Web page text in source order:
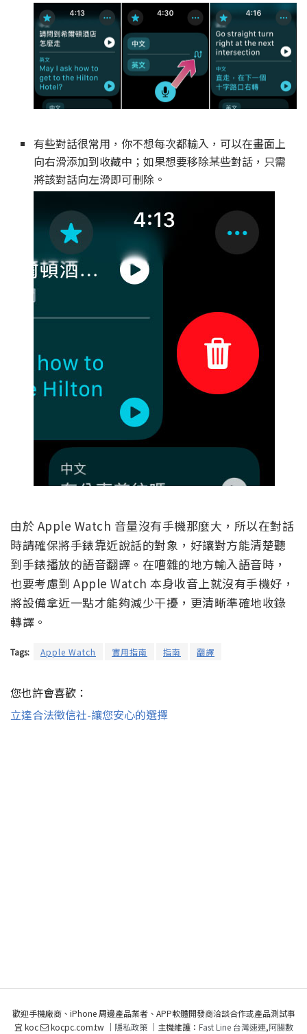
有些對話很常用，你不想每次都輸入，可以在畫面上
向右滑添加到收藏中；如果想要移除某些對話，只需
將該對話向左滑即可刪除。
由於 Apple Watch 音量沒有手機那麼大，所以在對話
時請確保將手錶靠近說話的對象，好讓對方能清楚聽
到手錶播放的語音翻譯。在嘈雜的地方輸入語音時，
也要考慮到 Apple Watch 本身收音上就沒有手機好，
將設備拿近一點才能夠減少干擾，更清晰準確地收錄
轉譯。
Tags: Apple Watch 實用指南 指南 翻譯
您也許會喜歡：
立達合法徵信社-讓您安心的選擇
歡迎手機廠商、iPhone 周邊產品業者、APP軟體開發商洽談合作或產品測試事
宜 koc
kocpc.com.tw ｜ 隱私政策｜主機維護： Fast Line 台灣速連,阿腸數